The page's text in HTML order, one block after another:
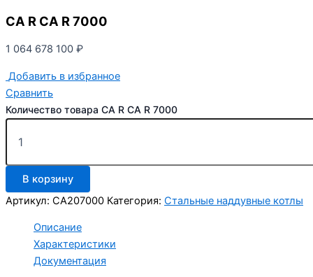
CA R CA R 7000
1 064 678 100 ₽
Добавить в избранное
Сравнить
Количество товара CA R CA R 7000
В корзину
Артикул: CA207000 Категория: Стальные наддувные котлы
Описание
Характеристики
Документация